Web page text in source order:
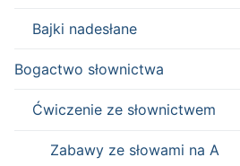
Bajki nadesłane
Bogactwo słownictwa
Ćwiczenie ze słownictwem
Zabawy ze słowami na A